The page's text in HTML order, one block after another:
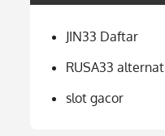
JIN33 Daftar
RUSA33
slot gacor